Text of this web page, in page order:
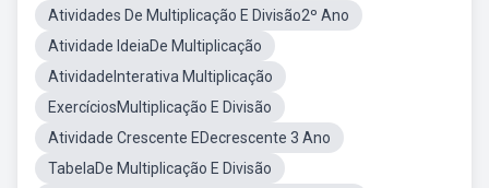
Atividades De Multiplicação E Divisão2º Ano
Atividade IdeiaDe Multiplicação
AtividadeInterativa Multiplicação
ExercíciosMultiplicação E Divisão
Atividade Crescente EDecrescente 3 Ano
TabelaDe Multiplicação E Divisão